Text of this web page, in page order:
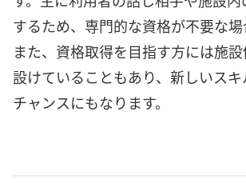
するため、専門的な資格が不要な場
また、資格取得を目指す方には施
設けていることもあり、新しいス
チャンスにもなります。